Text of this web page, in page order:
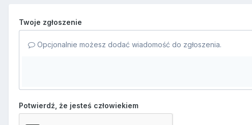
Twoje zgłoszenie
Opcjonalnie możesz dodać wiadomość do zgłoszenia.
Potwierdź, że jesteś człowiekiem